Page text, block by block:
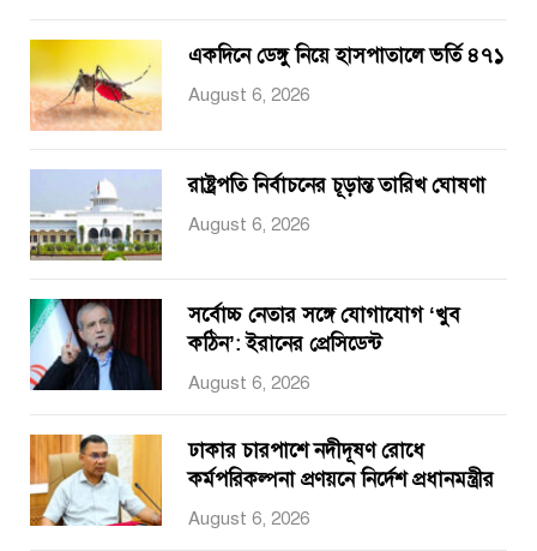
একদিনে ডেঙ্গু নিয়ে হাসপাতালে ভর্তি ৪৭১
August 6, 2026
রাষ্ট্রপতি নির্বাচনের চূড়ান্ত তারিখ ঘোষণা
August 6, 2026
সর্বোচ্চ নেতার সঙ্গে যোগাযোগ ‘খুব
কঠিন’: ইরানের প্রেসিডেন্ট
August 6, 2026
ঢাকার চারপাশে নদীদূষণ রোধে
কর্মপরিকল্পনা প্রণয়নে নির্দেশ প্রধানমন্ত্রীর
August 6, 2026